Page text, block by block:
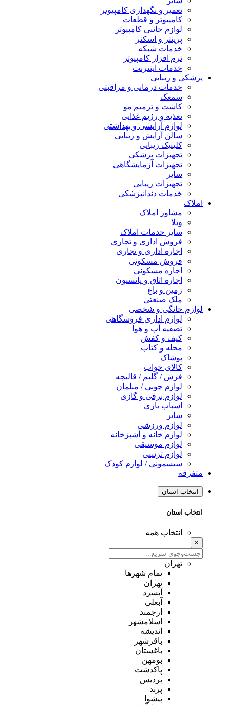
تعمیر و نگهداری کامپیوتر
کامپیوتر و قطعات
لوازم جانبی کامپیوتر
پرینتر و اسکنر
خدمات شبکه
نرم افزار کامپیوتر
خدمات اینترنت
پزشکی و زیبایی
خدمات درمانی و مراقبتی
سمعک
کاشت و ترمیم مو
تغذیه و رژیم غذایی
لوازم آرایشی و بهداشتی
سالن آرایش و زیبایی
کلینیک زیبایی
تجهیزات پزشکی
تجهیزات آزمایشگاهی
سایر
تجهیزات زیبایی
خدمات دندانپزشکی
املاک
مشاور املاک
ویلا
سایر خدمات املاک
فروش اداری و تجاری
اجاره اداری و تجاری
فروش مسکونی
اجاره مسکونی
اجاره اتاق و پانسیون
زمین و باغ
ملک صنعتی
لوازم خانگی و شخصی
لوازم اداری فروشگاهی
تصفیه آب و هوا
کیف و کفش
مجله و کتاب
پوشاک
کالای خواب
فرش / گلیم / قالیچه
لوازم چوبی / مبلمان
لوازم برقی و گازی
اسباب بازی
سایر
لوازم ورزشی
لوازم خانه و آشپزخانه
لوازم موسیقی
لوازم تزئینی
سیسمونی / لوازم کودک
متفرقه
انتخاب استان
انتخاب استان
انتخاب همه
×
تهران
تمام شهر‌ها
تهران
آبسرد
آبعلی
ارجمند
اسلامشهر
اندیشه
باقرشهر
باغستان
بومهن
پاکدشت
پردیس
پرند
پیشوا